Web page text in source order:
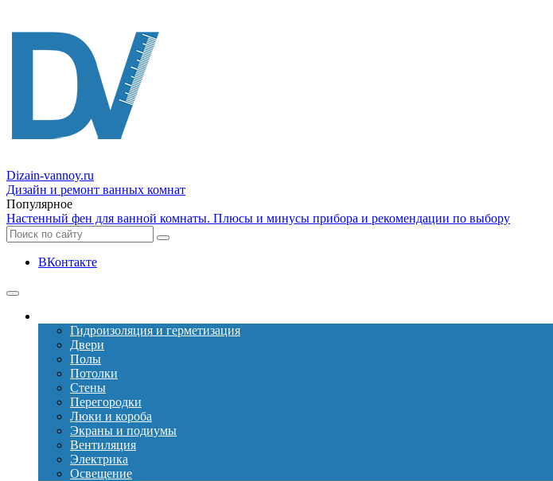
Dizain-vannoy.ru
Дизайн и ремонт ванных комнат
Популярное
Настенный фен для ванной комнаты. Плюсы и минусы прибора и рекомендации по выбору
ВКонтакте
Гидроизоляция и герметизация
Двери
Полы
Потолки
Стены
Перегородки
Люки и короба
Экраны и подиумы
Вентиляция
Электрика
Освещение